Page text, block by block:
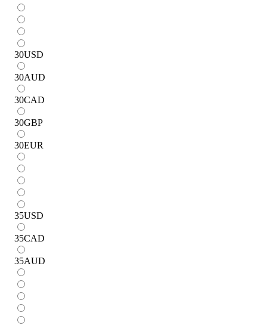
30USD
30AUD
30CAD
30GBP
30EUR
35USD
35CAD
35AUD